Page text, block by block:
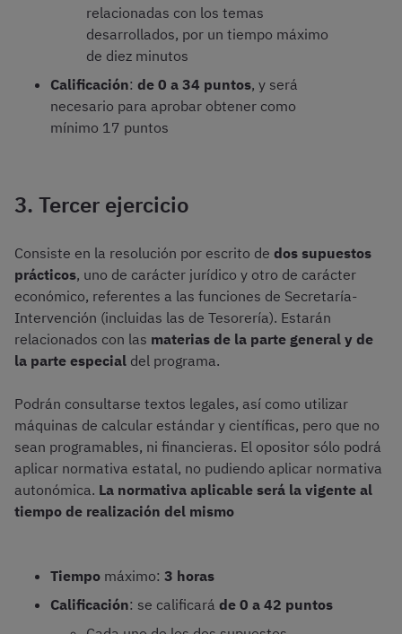
relacionadas con los temas
desarrollados, por un tiempo máximo
de diez minutos
Calificación: de 0 a 34 puntos, y será
necesario para aprobar obtener como
mínimo 17 puntos
3. Tercer ejercicio
Consiste en la resolución por escrito de dos supuestos
prácticos, uno de carácter jurídico y otro de carácter
económico, referentes a las funciones de Secretaría-
Intervención (incluidas las de Tesorería). Estarán
relacionados con las materias de la parte general y de
la parte especial del programa.
Podrán consultarse textos legales, así como utilizar
máquinas de calcular estándar y científicas, pero que no
sean programables, ni financieras. El opositor sólo podrá
aplicar normativa estatal, no pudiendo aplicar normativa
autonómica. La normativa aplicable será la vigente al
tiempo de realización del mismo
Tiempo máximo: 3 horas
Calificación: se calificará de 0 a 42 puntos